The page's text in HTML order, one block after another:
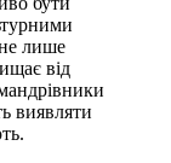
лише
від
виявляти